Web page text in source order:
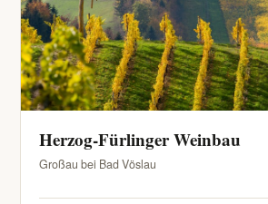
Herzog-Fürlinger Weinbau
Großau bei Bad Vöslau